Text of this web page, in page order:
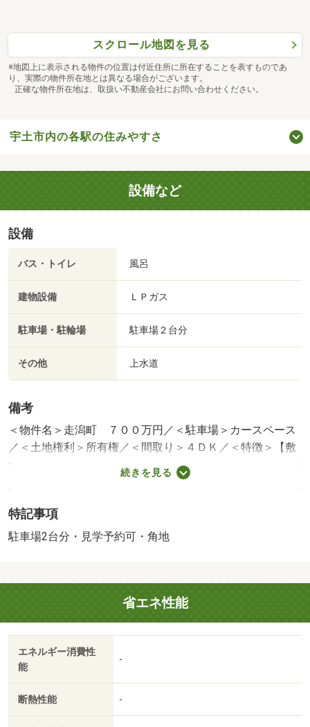
スクロール地図を見る
※地図上に表示される物件の位置は付近住所に所在することを表すものであ
り、実際の物件所在地とは異なる場合がございます。
正確な物件所在地は、取扱い不動産会社にお問い合わせください。
宇土市内の各駅の住みやすさ
設備など
設備
バス・トイレ 風呂
建物設備 ＬＰガス
駐車場・駐輪場 駐車場２台分
その他 上水道
備考
＜物件名＞走潟町 ７００万円／＜駐車場＞カースペース
／＜土地権利＞所有権／＜間取り＞４ＤＫ／＜特徴＞【敷
地面積広々約２４３坪！（８０４．９５平米）】【平屋×
４ＤＫ◎】、駐車２台可・土地１００坪以上・角地・浴室
販売戸数：1戸
法令等制限：※税込とは消費税込みのことです。※別途諸費
続きを見る
特記事項
駐車場2台分・見学予約可・角地
省エネ性能
エネルギー消費性
能
-
断熱性能 -